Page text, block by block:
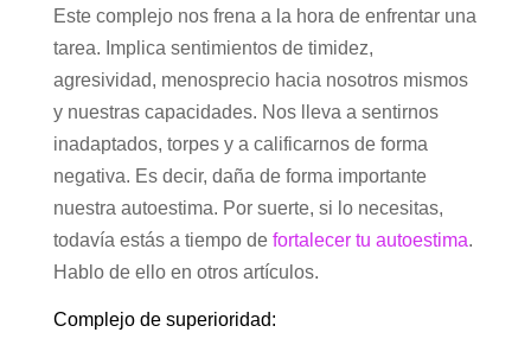
Este complejo nos frena a la hora de enfrentar una
tarea. Implica sentimientos de timidez,
agresividad, menosprecio hacia nosotros mismos
y nuestras capacidades. Nos lleva a sentirnos
inadaptados, torpes y a calificarnos de forma
negativa. Es decir, daña de forma importante
nuestra autoestima. Por suerte, si lo necesitas,
todavía estás a tiempo defortalecer tu autoestima.
Hablo de ello en otros artículos.
Complejo de superioridad: